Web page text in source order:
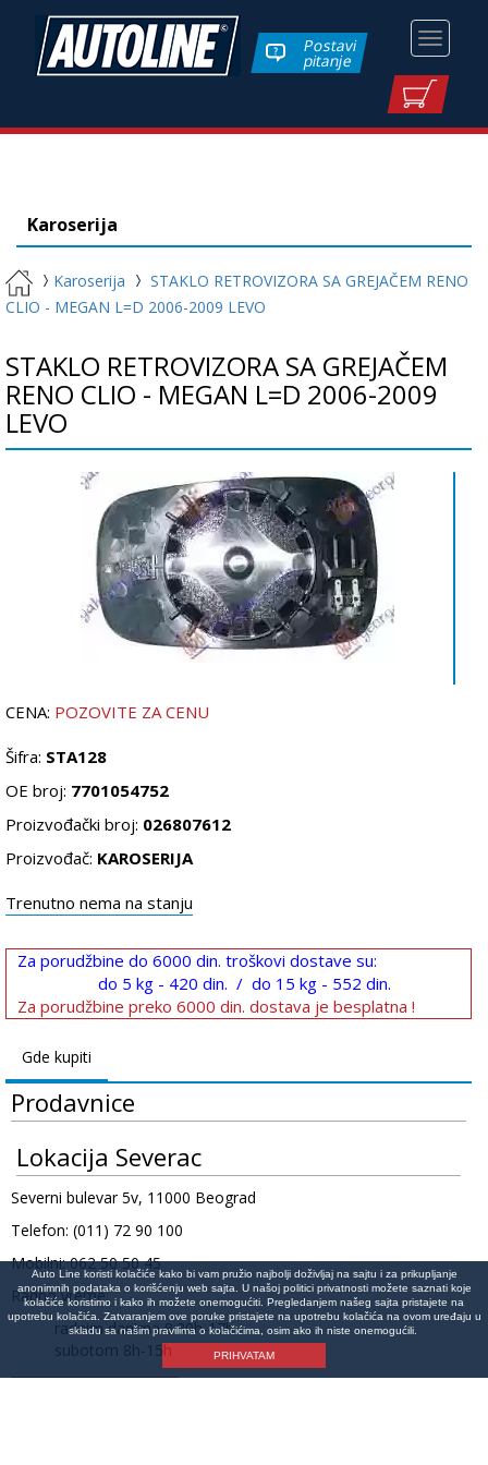
Toggle
Postavi
pitanje
Karoserija
Karoserija
STAKLO RETROVIZORA SA GREJAČEM RENO
CLIO - MEGAN L=D 2006-2009 LEVO
STAKLO RETROVIZORA SA GREJAČEM
RENO CLIO - MEGAN L=D 2006-2009
LEVO
CENA: POZOVITE ZA CENU
Šifra: STA128
OE broj: 7701054752
Proizvođački broj: 026807612
Proizvođač: KAROSERIJA
Trenutno nema na stanju
Za porudžbine do 6000 din. troškovi dostave su:
do 5 kg - 420 din. / do 15 kg - 552 din.
Za porudžbine preko 6000 din. dostava je besplatna !
Gde kupiti
Prodavnice
Lokacija Severac
Severni bulevar 5v, 11000 Beograd
Telefon: (011) 72 90 100
Mobilni: 062 50 50 45
Radno vreme:
radnim danima 8:30h-17h
subotom 8h-15h
Auto Line koristi kolačiće kako bi vam pružio najbolji doživljaj na sajtu i za prikupljanje
anonimnih podataka o korišćenju web sajta. U našoj politici privatnosti možete saznati koje
kolačiće koristimo i kako ih možete onemogućiti. Pregledanjem našeg sajta pristajete na
upotrebu kolačića. Zatvaranjem ove poruke pristajete na upotrebu kolačića na ovom uređaju u
skladu sa našim pravilima o kolačićima, osim ako ih niste onemogućili.
PRIHVATAM